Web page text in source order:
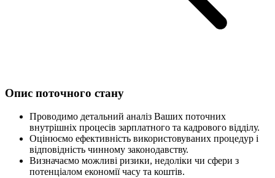
Опис поточного стану
Проводимо детальний аналіз Ваших поточних
внутрішніх процесів зарплатного та кадрового відділу.
Оцінюємо ефективність використовуваних процедур і
відповідність чинному законодавству.
Визначаємо можливі ризики, недоліки чи сфери з
потенціалом економії часу та коштів.